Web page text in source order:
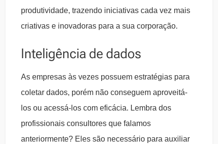
produtividade, trazendo iniciativas cada vez mais
criativas e inovadoras para a sua corporação.
Inteligência de dados
As empresas às vezes possuem estratégias para
coletar dados, porém não conseguem aproveitá-
los ou acessá-los com eficácia. Lembra dos
profissionais consultores que falamos
anteriormente? Eles são necessário para auxiliar